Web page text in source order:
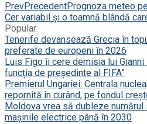
PrevPrecedentPrognoza meteo
Cer variabil și o toamnă blândă
Popular:
Tenerife devansează Grecia în
preferate de europeni în 2026
Luis Figo îi cere demisia lui Gianni
funcția de președinte al FIFA”
Premierul Ungariei: Centrala
repornită în curând, pe fondul
Moldova vrea să dubleze
mașinile electrice până în 2030